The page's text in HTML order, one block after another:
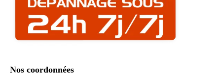
Nos coordonnées